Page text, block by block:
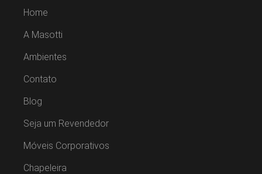
Home
A Masotti
Ambientes
Contato
Blog
Seja um Revendedor
Móveis Corporativos
Chapeleira